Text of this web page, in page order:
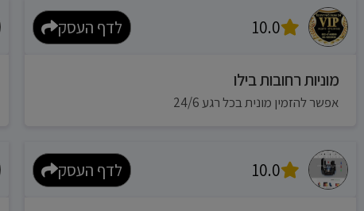
10.0 לדף העסק
מוניות רחובות בילו
אפשר להזמין מונית בכל רגע 24/6
10.0 לדף העסק